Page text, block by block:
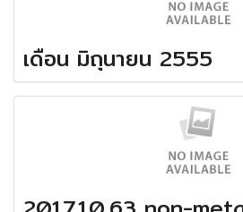
เดือน มิถุนายน 2555